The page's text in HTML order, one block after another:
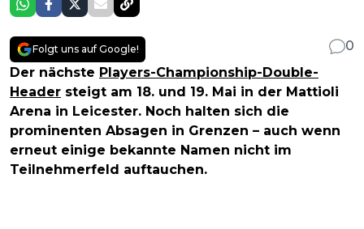
Folgt uns auf Google!
0
Der nächste Players-Championship-Double-
Header steigt am 18. und 19. Mai in der Mattioli
Arena in Leicester. Noch halten sich die
prominenten Absagen in Grenzen – auch wenn
erneut einige bekannte Namen nicht im
Teilnehmerfeld auftauchen.